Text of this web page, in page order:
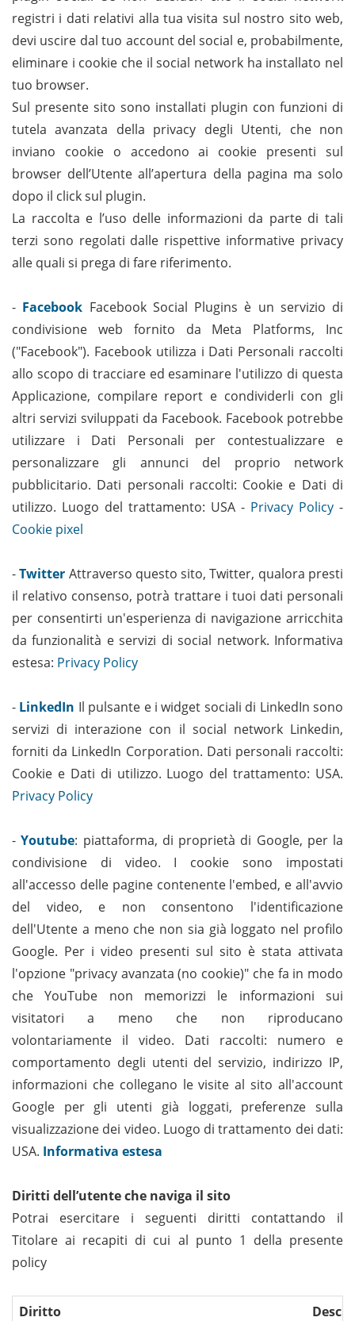
registri i dati relativi alla tua visita sul nostro sito web,
devi uscire dal tuo account del social e, probabilmente,
eliminare i cookie che il social network ha installato nel
tuo browser.
Sul presente sito sono installati plugin con funzioni di
tutela avanzata della privacy degli Utenti, che non
inviano cookie o accedono ai cookie presenti sul
browser dell’Utente all’apertura della pagina ma solo
dopo il click sul plugin.
La raccolta e l’uso delle informazioni da parte di tali
terzi sono regolati dalle rispettive informative privacy
alle quali si prega di fare riferimento.
- Facebook Facebook Social Plugins è un servizio di
condivisione web fornito da Meta Platforms, Inc
("Facebook"). Facebook utilizza i Dati Personali raccolti
allo scopo di tracciare ed esaminare l'utilizzo di questa
Applicazione, compilare report e condividerli con gli
altri servizi sviluppati da Facebook. Facebook potrebbe
utilizzare i Dati Personali per contestualizzare e
personalizzare gli annunci del proprio network
pubblicitario. Dati personali raccolti: Cookie e Dati di
utilizzo. Luogo del trattamento: USA - Privacy Policy -
Cookie pixel
-Twitter Attraverso questo sito, Twitter, qualora presti
il relativo consenso, potrà trattare i tuoi dati personali
per consentirti un'esperienza di navigazione arricchita
da funzionalità e servizi di social network. Informativa
estesa: Privacy Policy
- LinkedIn Il pulsante e i widget sociali di LinkedIn sono
servizi di interazione con il social network Linkedin,
forniti da LinkedIn Corporation. Dati personali raccolti:
Cookie e Dati di utilizzo. Luogo del trattamento: USA.
Privacy Policy
-Youtube: piattaforma, di proprietà di Google, per la
condivisione di video. I cookie sono impostati
all'accesso delle pagine contenente l'embed, e all'avvio
del video, e non consentono l'identificazione
dell'Utente a meno che non sia già loggato nel profilo
Google. Per i video presenti sul sito è stata attivata
l'opzione "privacy avanzata (no cookie)" che fa in modo
che YouTube non memorizzi le informazioni sui
visitatori a meno che non riproducano
volontariamente il video. Dati raccolti: numero e
comportamento degli utenti del servizio, indirizzo IP,
informazioni che collegano le visite al sito all'account
Google per gli utenti già loggati, preferenze sulla
visualizzazione dei video. Luogo di trattamento dei dati:
USA. Informativa estesa
Diritti dell’utente che naviga il sito
Potrai esercitare i seguenti diritti contattando il
Titolare ai recapiti di cui al punto 1 della presente
policy
Diritto